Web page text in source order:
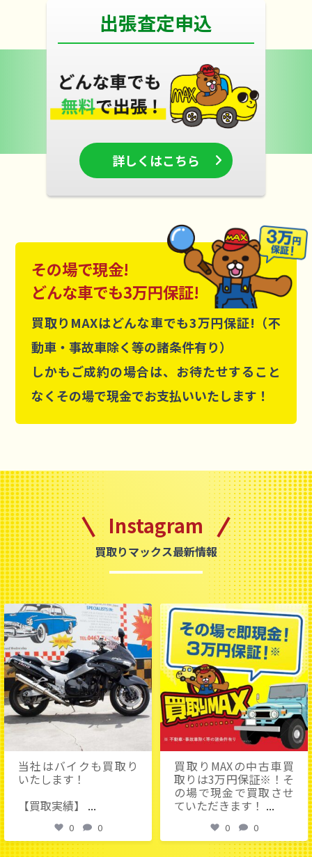
出張査定申込
詳しくはこちら
その場で現金!
どんな車でも3万円保証!
買取りMAXはどんな車でも3万円保証!（不
動車・事故車除く等の諸条件有り）
しかもご成約の場合は、お待たせすること
なくその場で現金でお支払いいたします！
Instagram
買取りマックス最新情報
当社はバイクも買取りいたします！
【買取実績】...
0 0
当社はバイクも買取り
いたします！
【買取実績】
...
0 0
買取りMAXの中古車買取りは3万円保証
※！その場で現金で買取させていただ
きます！...
0 0
買取りMAXの中古車買
取りは3万円保証※！そ
の場で現金で買取させ
ていただきます！ ...
0 0